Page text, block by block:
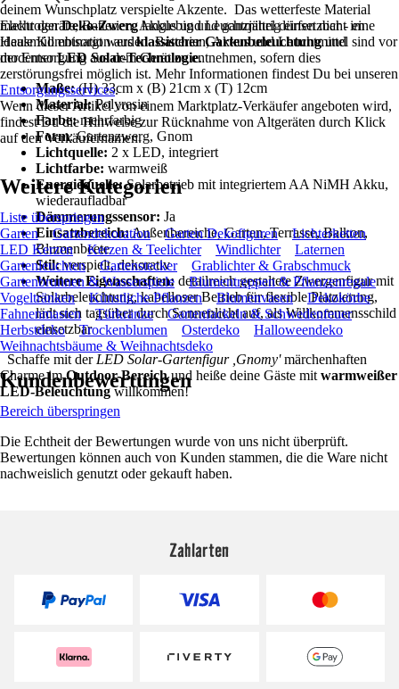
deinem Wunschplatz verspielte Akzente. Das wetterfeste Material
macht denDeko-Zwerglanglebig und ganzjährig einsetzbar - eine
ideale Kombination ausklassischer Gartenbeleuchtungund
modernerLED Solar-Technologie.
Maße:(H) 33cm x (B) 21cm x (T) 12cm
Material:Polyresin
Farbe:mehrfarbig
Form: Gartenzwerg, Gnom
Lichtquelle: 2 x LED, integriert
Lichtfarbe: warmweiß
Energiequelle:Solarbetrieb mit integriertem AA NiMH Akku,
wiederaufladbar
Dämmerungssensor: Ja
Einsatzbereich:Außenbereiche, Garten, Terrasse, Balkon,
Blumenbeete
Stil:verspielt, dekorativ
Weitere Eigenschaften: detailreich gestaltete Zwergenfigur mit
Solarbeleuchtung, kabelloser Betrieb für flexible Platzierung,
lädt sich tagsüber durch Sonnenlicht auf, als Willkommensschild
einsetzbar
Schaffe mit der LED Solar-Gartenfigur ,Gnomy'märchenhaften
Charme imOutdoor-Bereichund heiße deine Gäste mit warmweißer
LED-Beleuchtungwillkommen!
Elektrogeräte, Batterien, Akkus und Leuchtmittel dürfen nicht im
Hausmüll entsorgt werden. Batterien, Akkus und Leuchtmittel sind vor
der Entsorgung aus dem Gerät zu entnehmen, sofern dies
zerstörungsfrei möglich ist. Mehr Informationen findest Du bei unseren
Entsorgungsservices.
Wenn dieser Artikel von einem Marktplatz-Verkäufer angeboten wird,
findest Du die Hinweise zur Rücknahme von Altgeräten durch Klick
auf den Verkäufernamen.
Weitere Kategorien
Liste überspringen
Garten
Gartendekoration Garten Dekofiguren
Lichterketten
LED Kerzen
Kerzen & Teelichter Windlichter
Laternen
Gartenleuchten
Gartenstecker
Grablichter & Grabschmuck
Gartenbrunnen & Wasserspiele
Blumentreppen & Pflanzenregale
Vogeltränken
Künstliche Pflanzen Blumenvasen
Dekokörbe
Fahnenmasten
Türkränze
Gartenfackeln & Schwedenfeuer
Herbstdeko
Trockenblumen Osterdeko
Halloweendeko
Weihnachtsbäume & Weihnachtsdeko
Kundenbewertungen
Bereich überspringen
Die Echtheit der Bewertungen wurde von uns nicht überprüft.
Bewertungen können auch von Kunden stammen, die die Ware nicht
nachweislich genutzt oder gekauft haben.
Zahlarten